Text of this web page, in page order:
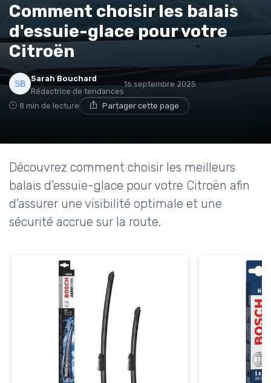
Comment choisir les balais
d'essuie-glace pour votre
Citroën
Sarah Bouchard
Rédactrice de tendances
16 septembre 2025
8 min de lecture Partager cette page
Découvrez comment choisir les meilleurs
balais d'essuie-glace pour votre Citroën afin
d'assurer une visibilité optimale et une
sécurité accrue sur la route.